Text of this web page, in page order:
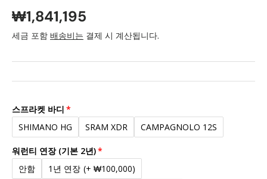
₩1,841,195
세금 포함 배송비는 결제 시 계산됩니다.
스프라켓 바디
SHIMANO HG
SRAM XDR CAMPAGNOLO 12S
워런티 연장 (기본 2년)
안함
1년 연장 (+ ₩100,000)